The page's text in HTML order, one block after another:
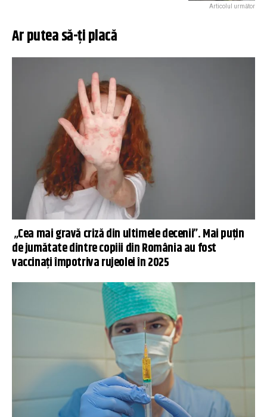
Articolul următor
Ar putea să-ți placă
„Cea mai gravă criză din ultimele decenii”. Mai puțin
de jumătate dintre copiii din România au fost
vaccinați împotriva rujeolei în 2025